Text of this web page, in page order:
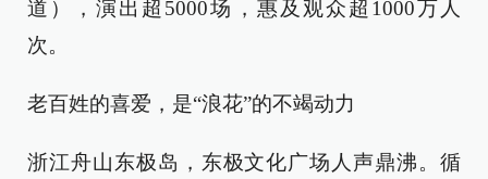
道），演出超5000场，惠及观众超1000万人
次。
老百姓的喜爱，是“浪花”的不竭动力
浙江舟山东极岛，东极文化广场人声鼎沸。循